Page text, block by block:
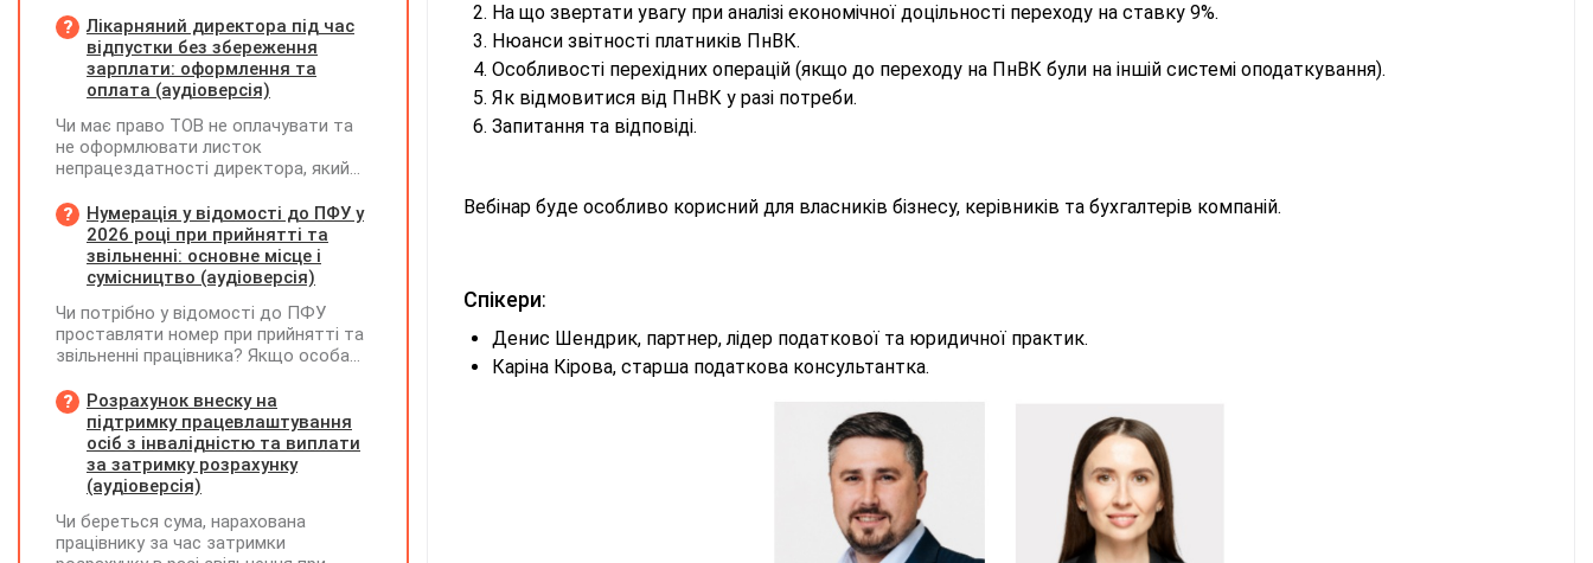
На що звертати увагу при аналізі економічної доцільності переходу на ставку 9%.
Нюанси звітності платників ПнВК.
Особливості перехідних операцій (якщо до переходу на ПнВК були на іншій системі оподаткування).
Як відмовитися від ПнВК у разі потреби.
Запитання та відповіді.
Вебінар буде особливо корисний для власників бізнесу, керівників та бухгалтерів компаній.
Спікери:
Денис Шендрик, партнер, лідер податкової та юридичної практик.
Каріна Кірова, старша податкова консультантка.
на інших умовах, передбачених
законодавством, Додаток Д1/
Додаток ФІЗ-Д1 за відповідний
період не подається
Лікарняний директора під час
відпустки без збереження
зарплати: оформлення та
оплата (аудіоверсія)
Чи має право ТОВ не оплачувати та
не оформлювати листок
непрацездатності директора, який
збереження заробітної плати під час
призупинення діяльності
підприємства?
Нумерація у відомості до ПФУ у
2026 році при прийнятті та
звільненні: основне місце і
сумісництво (аудіоверсія)
Чи потрібно у відомості до ПФУ
проставляти номер при прийнятті та
звільненні працівника? Якщо особа
місцем роботи та за сумісництвом,
чи рахується це як два роботодавці?
Розрахунок внеску на
підтримку працевлаштування
осіб з інвалідністю та виплати
за затримку розрахунку
(аудіоверсія)
Чи береться сума, нарахована
працівнику за час затримки